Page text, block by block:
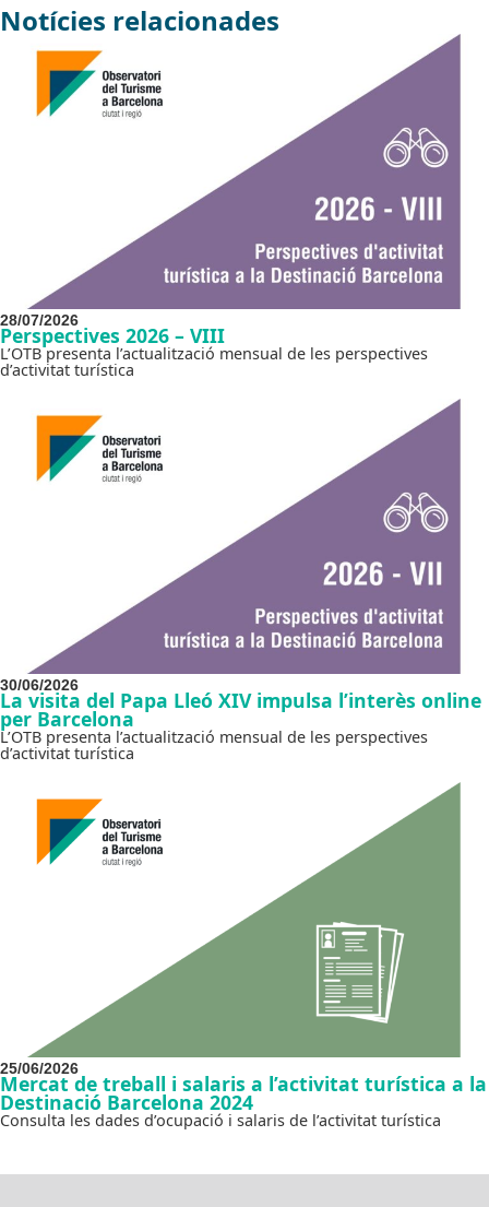
Notícies relacionades
28/07/2026
Perspectives 2026 – VIII
L’OTB presenta l’actualització mensual de les perspectives
d’activitat turística
30/06/2026
La visita del Papa Lleó XIV impulsa l’interès online
per Barcelona
L’OTB presenta l’actualització mensual de les perspectives
d’activitat turística
25/06/2026
Mercat de treball i salaris a l’activitat turística a la
Destinació Barcelona 2024
Consulta les dades d’ocupació i salaris de l’activitat turística